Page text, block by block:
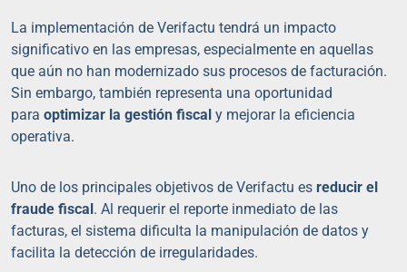
La implementación de Verifactu tendrá un impacto
significativo en las empresas, especialmente en aquellas
que aún no han modernizado sus procesos de facturación.
Sin embargo, también representa una oportunidad
para optimizar la gestión fiscal y mejorar la eficiencia
operativa.
Uno de los principales objetivos de Verifactu es reducir el
fraude fiscal . Al requerir el reporte inmediato de las
facturas, el sistema dificulta la manipulación de datos y
facilita la detección de irregularidades.